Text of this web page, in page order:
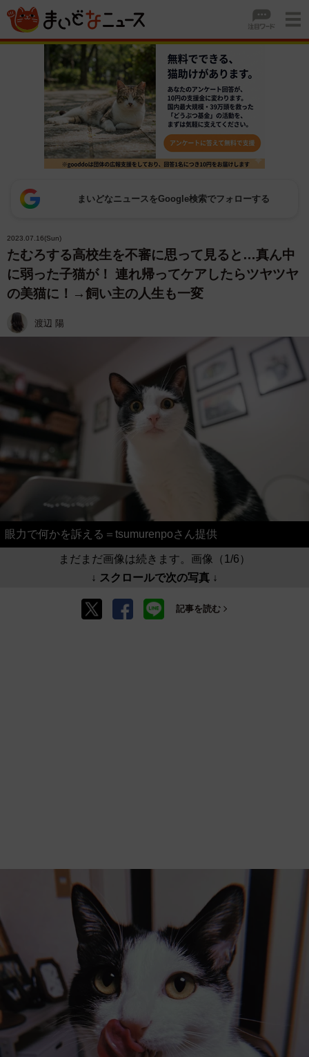
まいどなニュースをGoogle検索でフォローする
2023.07.16(Sun)
たむろする高校生を不審に思って見ると…真ん中
に弱った子猫が！ 連れ帰ってケアしたらツヤツヤ
の美猫に！→飼い主の人生も一変
渡辺 陽
眼力で何かを訴える＝tsumurenpoさん提供
まだまだ画像は続きます。画像（1/6）
↓ スクロールで次の写真 ↓
記事を読む